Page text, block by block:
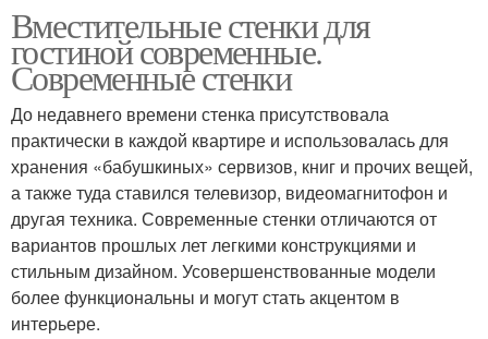
Вместительные стенки для
гостиной современные.
Современные стенки
До недавнего времени стенка присутствовала
практически в каждой квартире и использовалась для
хранения «бабушкиных» сервизов, книг и прочих вещей,
а также туда ставился телевизор, видеомагнитофон и
другая техника. Современные стенки отличаются от
вариантов прошлых лет легкими конструкциями и
стильным дизайном. Усовершенствованные модели
более функциональны и могут стать акцентом в
интерьере.